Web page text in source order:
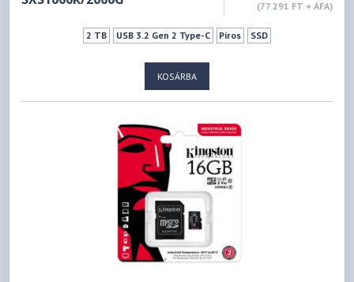
(77 291 FT + ÁFA)
2 TB USB 3.2 Gen 2 Type-C Piros SSD
KOSÁRBA